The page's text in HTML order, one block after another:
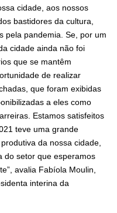
cidade, aos nossos
bastidores da cultura,
pela pandemia. Se, por um
cidade ainda não foi
que se mantêm
de realizar
que foram exibidas
a eles como
Estamos satisfeitos
teve uma grande
da nossa cidade,
do setor que esperamos
avalia Fabíola Moulin,
interina da